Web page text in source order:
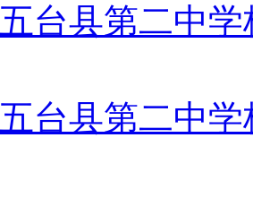
五台县第二中
五台县第二中